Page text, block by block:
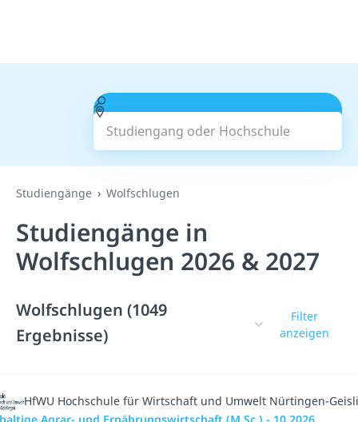
Studiengang oder Hochschule
Suchen
Studiengänge Wolfschlugen
Studiengänge in
Wolfschlugen 2026 & 2027
Wolfschlugen (1049
Ergebnisse)
Filter
anzeigen
HfWU Hochschule für Wirtschaft und Umwelt Nürtingen-